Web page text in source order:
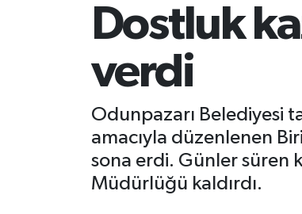
Dostluk
verdi
Odunpazarı Belediyesi
amacıyla düzenlenen
sona erdi. Günler süren
Müdürlüğü kaldırdı.
Ekonomi
Eskişehir Trafik Yoğunluk Haritası
TFF 3.Lig 4.Grup Puan Durumu ve Fikstür
Tüm Manşetler
Son Dakika Haberleri